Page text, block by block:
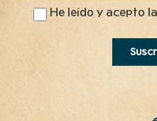
He leído y acepto la